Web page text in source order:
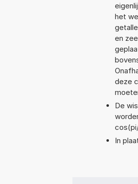
het
en
deze
De
In